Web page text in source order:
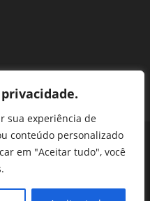
sua experiência de
conteúdo personalizado
em "Aceitar tudo", você
Ouvidoria
de contas